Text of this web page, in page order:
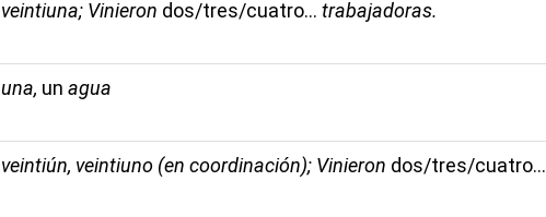
veintiuna; Vinieron dos/tres/cuatro... trabajadoras.
una, un agua
veintiún, veintiuno (en coordinación); Vinieron dos/tres/cuatro...